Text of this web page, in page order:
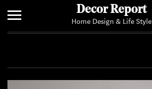
Decor Report
Home Design & Life Style